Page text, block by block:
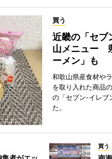
買う
近畿の「セブ
山メニュー
ーメン」も
和歌山県産食材や
を取り入れた商品
の「セブン-イレブ
た。
買う